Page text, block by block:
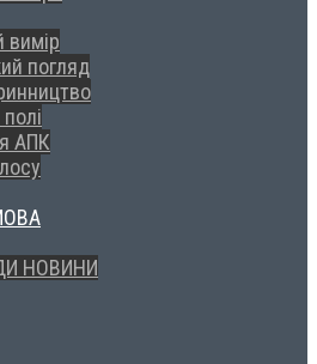
вимір
погляд
АПК
НОВИНИ